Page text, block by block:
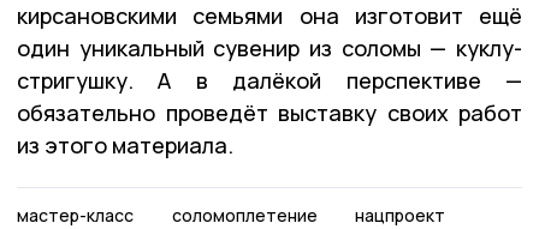
кирсановскими семьями она изготовит ещё
один уникальный сувенир из соломы — куклу-
стригушку. А в далёкой перспективе —
обязательно проведёт выставку своих работ
из этого материала.
мастер-класс соломоплетение нацпроект